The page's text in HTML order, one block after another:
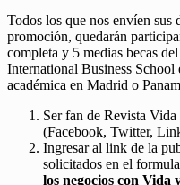
Todos los que nos envíen sus
promoción, quedarán
completa y 5 medias becas del
International Business School
académica en Madrid o
Ser fan de Revista
(Facebook, Twitter,
Ingresar al link de la
solicitados en el
los negocios con